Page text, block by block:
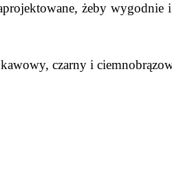
żeby wygodnie
kawowy, czarny i